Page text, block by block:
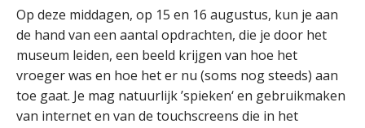
Op deze middagen, op 15 en 16 augustus, kun je aan
de hand van een aantal opdrachten, die je door het
museum leiden, een beeld krijgen van hoe het
vroeger was en hoe het er nu (soms nog steeds) aan
toe gaat. Je mag natuurlijk ’spieken‘ en gebruikmaken
van internet en van de touchscreens die in het